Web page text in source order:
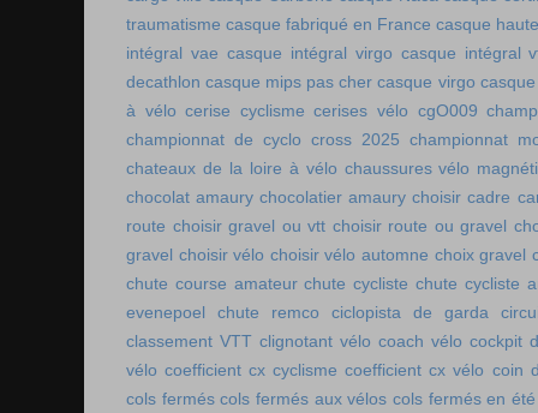
traumatisme casque fabriqué en France casque
intégral vae casque intégral virgo casque intégral
decathlon casque mips pas cher casque virgo
à vélo cerise cyclisme cerises vélo cgO009
championnat de cyclo cross 2025 championnat
chateaux de la loire à vélo chaussures vélo
chocolat amaury chocolatier amaury choisir cadre
route choisir gravel ou vtt choisir route ou gravel
gravel choisir vélo choisir vélo automne choix gravel
chute course amateur chute cycliste chute cycliste
evenepoel
chute remco ciclopista de garda
classement VTT clignotant vélo coach vélo cockpit
vélo coefficient cx cyclisme coefficient cx vélo coin
cols fermés cols fermés aux vélos cols fermés en été